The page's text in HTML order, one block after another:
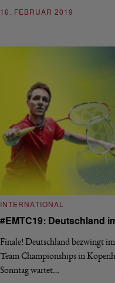
16. FEBRUAR 2019
INTERNATIONAL
#EMTC19: Deutschland
Finale! Deutschland bezwingt
Team Championships in
Sonntag wartet…